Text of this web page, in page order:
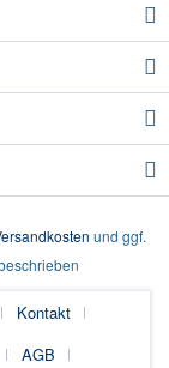
und ggf.
Kontakt
AGB